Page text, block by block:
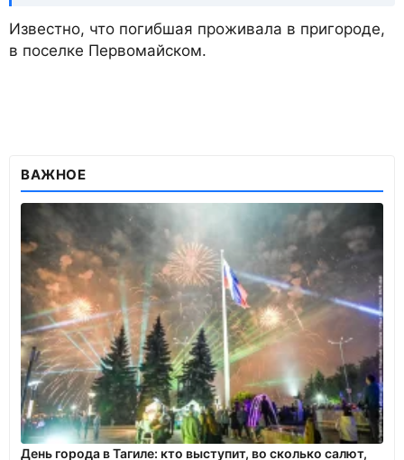
Известно, что погибшая проживала в пригороде,
в поселке Первомайском.
ВАЖНОЕ
День города в Тагиле: кто выступит, во сколько салют,